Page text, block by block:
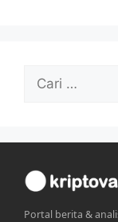
Cari
Portal berita &